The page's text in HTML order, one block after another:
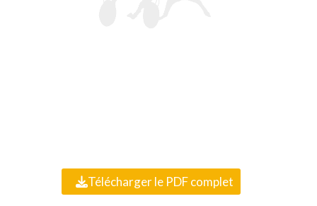
Télécharger le PDF complet